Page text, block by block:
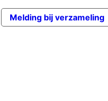
Melding bij verzameling